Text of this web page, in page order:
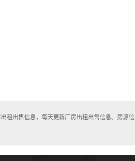
租出售信息，每天更新厂房出租出售信息。房源